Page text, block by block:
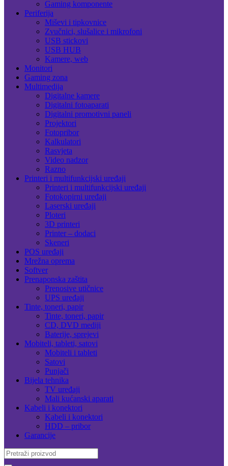
Gaming komponente
Periferija
Miševi i tipkovnice
Zvučnici, slušalice i mikrofoni
USB stickovi
USB HUB
Kamere, web
Monitori
Gaming zona
Multimedija
Digitalne kamere
Digitalni fotoaparati
Digitalni promotivni paneli
Projektori
Fotopribor
Kalkulatori
Rasvjeta
Video nadzor
Razno
Printeri i multifunkcijski uređaji
Printeri i multifunkcijski uređaji
Fotokopirni uređaji
Laserski uređaji
Ploteri
3D printeri
Printer – dodaci
Skeneri
POS uređaji
Mrežna oprema
Softver
Prenaponska zaštita
Prenosive utičnice
UPS uređaji
Tinte, toneri, papir
Tinte, toneri, papir
CD, DVD mediji
Baterije, sprejevi
Mobiteli, tableti, satovi
Mobiteli i tableti
Satovi
Punjači
Bijela tehnika
TV uređaji
Mali kućanski aparati
Kabeli i konektori
Kabeli i konektori
HDD – pribor
Garancije
Search
for: